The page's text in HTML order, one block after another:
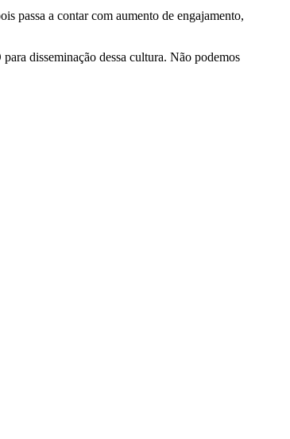
passa a contar com aumento de engajamento,
disseminação dessa cultura. Não podemos